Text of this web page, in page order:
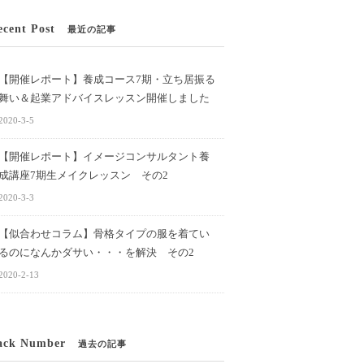
Post 最近の記事
開催レポート】養成コース7期・立ち居振る
い＆起業アドバイスレッスン開催しました
3-5
開催レポート】イメージコンサルタント養
講座7期生メイクレッスン その2
3-3
似合わせコラム】骨格タイプの服を着てい
のになんかダサい・・・を解決 その2
2-13
Number 過去の記事